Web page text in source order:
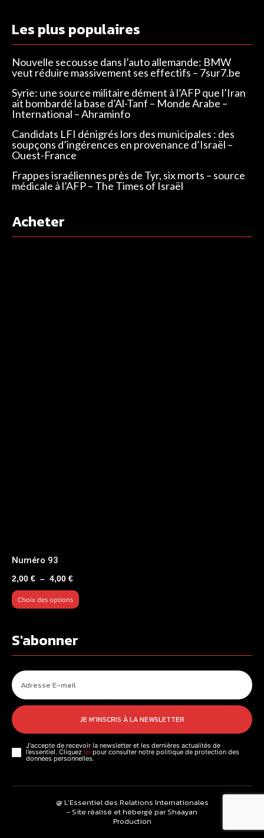
Les plus populaires
Nouvelle secousse dans l’auto allemande: BMW
veut réduire massivement ses effectifs – 7sur7.be
Syrie: une source militaire dément à l’AFP que l’Iran
ait bombardé la base d’Al-Tanf – Monde Arabe –
International – Ahraminfo
Candidats LFI dénigrés lors des municipales : des
soupçons d’ingérences en provenance d’Israël –
Ouest-France
Frappes israéliennes près de Tyr, six morts – source
médicale à l’AFP – The Times of Israël
Acheter
Numéro 93
2,00 € – 4,00 €Plage
de
prix :
4,00 €
Choix des options
S'abonner
JE M'INSCRIS À LA NEWSLETTER
J'accepte de recevoir la newsletter et les dernières actualités de
l’essentiel. Cliquez ici pour consulter notre politique de protection des
données personnelles.
@ L’Essentiel des Relations Internationales
- Site réalisé et hébergé par Shaayan
Production